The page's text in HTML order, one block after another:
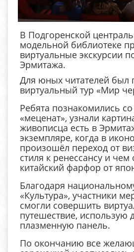
В Подгоренской
модельной библиотеке
виртуальные экскурсии
Эрмитажа.
Для юных читателей был
виртуальный тур «Мир
Ребята познакомились
«меценат», узнали
живописца есть в
экземпляре, когда в
произошёл переход от
стиля к ренессансу и чем
китайский фарфор от
Благодаря
«Культура», участники
смогли совершить
путешествие, использую
плазменную панель.
По окончанию все